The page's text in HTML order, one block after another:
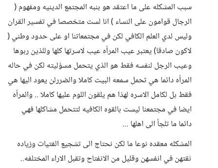
سبب المشكله على ما اعتقد هو بنبه المجتمع الدينيه ومفهوم (
الرجال قوامون على النساء ) انا لست متخصصا في تفسير القران
وليس لدي العلم الكافي لكن في مجتمعاتنا او على حدود وطني (
لاكون صادقا) يعتبر عيب المرأه عيب لاسرتها كلها وللذين ربوها
وعيب الرجل لنفسه فقط هو الذي يتحمل مسؤليته لكن في حاله
المرأه دائما هي تحمل سمعه البيت كاملا والضررلن يعود اليها هي
فقط بل لكامل الاسره لهذا هم يلقون اللوم عليها كاملا .. والمرأه
ايضا في مجتمعنا ليست بالقوه الكافيه لتتحمل مشاكلها فهي
دائما ما تلجأ الى اهلها ...
المشكله معقده نوعا ما لكن نحتاج الى تشجيع الفتيات وزياده
ثقتهن في انفسهن وقليل من الانفتاح وتقبل الاراء المختلفه..